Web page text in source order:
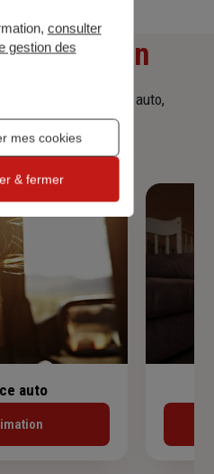
simulation
tarifaire d'assurance, auto,
immobilier.
auto
consulter
gestion des
mes cookies
& fermer